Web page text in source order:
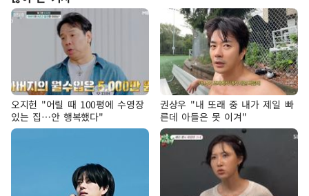
오지헌 "어릴 때 100평에 수영장
있는 집…안 행복했다"
권상우 "내 또래 중 내가 제일 빠
른데 아들은 못 이겨"